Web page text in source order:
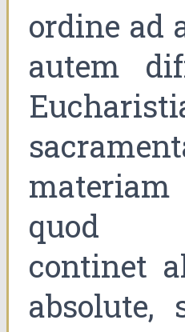
ordine ad
autem
quod
continet
absolute,